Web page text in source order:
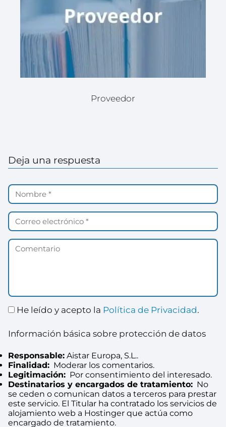
Proveedor
Deja una respuesta
He leído y acepto la Política de Privacidad.
Información básica sobre protección de datos
Responsable: Aistar Europa, S.L..
Finalidad: Moderar los comentarios.
Legitimación: Por consentimiento del interesado.
Destinatarios y encargados de tratamiento: No
se ceden o comunican datos a terceros para prestar
este servicio. El Titular ha contratado los servicios de
alojamiento web a Hostinger que actúa como
encargado de tratamiento.